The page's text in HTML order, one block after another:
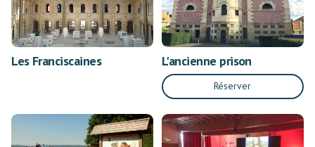
Les Franciscaines L'ancienne prison
Réserver